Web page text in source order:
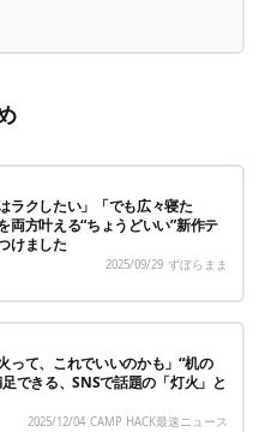
ラクしたい」「でも広々寝た
両方叶える“ちょうどいい”新作テ
けました
2025/09/29 ずぼらまま
って、これでいいのかも」“机の
できる、SNSで話題の「灯火」と
2025/12/04 CAMP HACK最速ニュース